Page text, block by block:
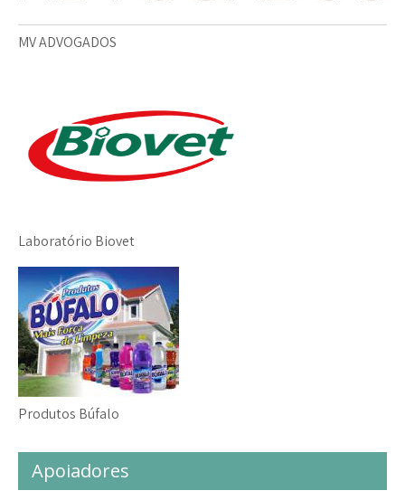
MV ADVOGADOS
Laboratório Biovet
Produtos Búfalo
Apoiadores